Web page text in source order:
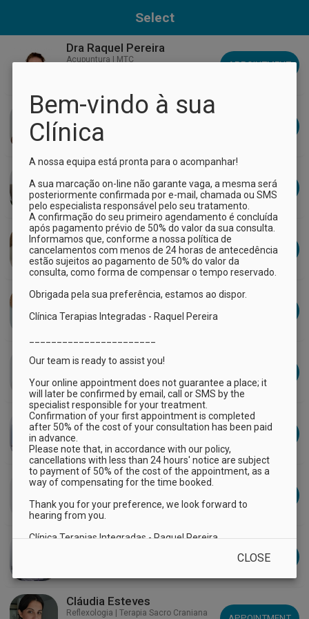
Bem-vindo à sua
Clínica
A nossa equipa está pronta para o acompanhar!
A sua marcação on-line não garante vaga, a mesma será
posteriormente confirmada por e-mail, chamada ou SMS
pelo especialista responsável pelo seu tratamento.
A confirmação do seu primeiro agendamento é concluída
após pagamento prévio de 50% do valor da sua consulta.
Informamos que, conforme a nossa política de
cancelamentos com menos de 24 horas de antecedência
estão sujeitos ao pagamento de 50% do valor da
consulta, como forma de compensar o tempo reservado.
Obrigada pela sua preferência, estamos ao dispor.
Clínica Terapias Integradas - Raquel Pereira
Our team is ready to assist you!
Your online appointment does not guarantee a place; it
will later be confirmed by email, call or SMS by the
specialist responsible for your treatment.
Confirmation of your first appointment is completed
after 50% of the cost of your consultation has been paid
in advance.
Please note that, in accordance with our policy,
cancellations with less than 24 hours' notice are subject
to payment of 50% of the cost of the appointment, as a
way of compensating for the time booked.
Thank you for your preference, we look forward to
hearing from you.
Clínica Terapias Integradas - Raquel Pereira
CLOSE
Select
Dra Raquel Pereira
Acupuntura | MTC APPOINTMENT
Dr Fernando Miranda
Hipnose Clínica Transpessoal
Dra Tânia Gorducho
Psicoterapia Corporal e Parentalidade APPOINTMENT
Alexandra Stefancu
Drenagem Linfática | Massagem
Terapêutica
APPOINTMENT
Dra Rafaela Valagão
Dra Joana Dias
Psicologia Clínica
Dra Susana Costa
Acupuntura | Massagem Tui Na APPOINTMENT
Dra Inês Ramos
Acupuntura | Microagulhamento
Catarina Alcântara
APPOINTMENT
Cláudia Esteves
Reflexologia | Terapia Sacro Craniana